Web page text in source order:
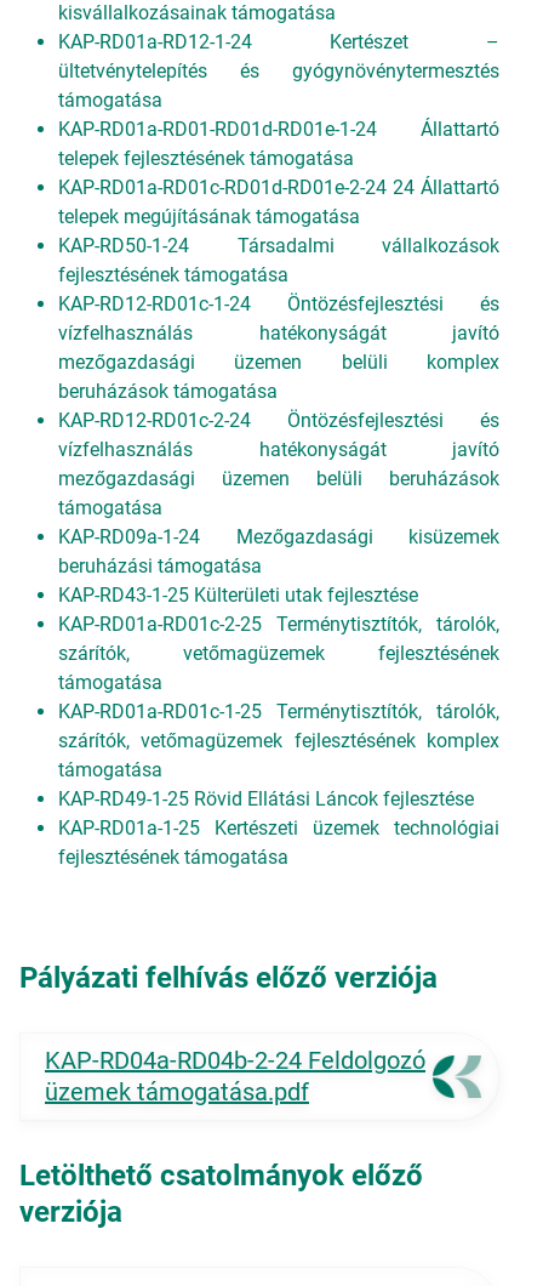
kisvállalkozásainak támogatása
KAP-RD01a-RD12-1-24 Kertészet –
ültetvénytelepítés és gyógynövénytermesztés
támogatása
KAP-RD01a-RD01-RD01d-RD01e-1-24 Állattartó
telepek fejlesztésének támogatása
KAP-RD01a-RD01c-RD01d-RD01e-2-24 24 Állattartó
telepek megújításának támogatása
KAP-RD50-1-24 Társadalmi vállalkozások
fejlesztésének támogatása
KAP-RD12-RD01c-1-24 Öntözésfejlesztési és
vízfelhasználás hatékonyságát javító
mezőgazdasági üzemen belüli komplex
beruházások támogatása
KAP-RD12-RD01c-2-24 Öntözésfejlesztési és
vízfelhasználás hatékonyságát javító
mezőgazdasági üzemen belüli beruházások
támogatása
KAP-RD09a-1-24 Mezőgazdasági kisüzemek
beruházási támogatása
KAP-RD43-1-25 Külterületi utak fejlesztése
KAP-RD01a-RD01c-2-25 Terménytisztítók, tárolók,
szárítók, vetőmagüzemek fejlesztésének
támogatása
KAP-RD01a-RD01c-1-25 Terménytisztítók, tárolók,
szárítók, vetőmagüzemek fejlesztésének komplex
támogatása
KAP-RD49-1-25 Rövid Ellátási Láncok fejlesztése
KAP-RD01a-1-25 Kertészeti üzemek technológiai
fejlesztésének támogatása
Pályázati felhívás előző verziója
KAP-RD04a-RD04b-2-24 Feldolgozó
üzemek támogatása.pdf
Letölthető csatolmányok előző
verziója